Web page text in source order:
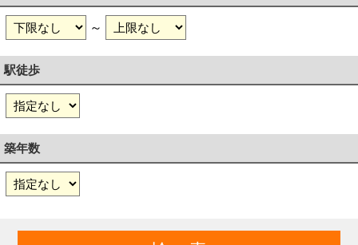
～
駅徒歩
築年数